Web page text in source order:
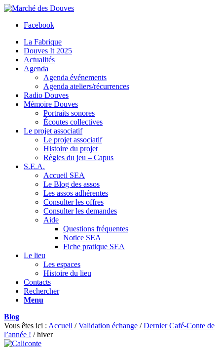
Facebook
La Fabrique
Douves It 2025
Actualités
Agenda
Agenda événements
Agenda ateliers/récurrences
Radio Douves
Mémoire Douves
Portraits sonores
Écoutes collectives
Le projet associatif
Le projet associatif
Histoire du projet
Règles du jeu – Capus
S.E.A.
Accueil SEA
Le Blog des assos
Les assos adhérentes
Consulter les offres
Consulter les demandes
Aide
Questions fréquentes
Notice SEA
Fiche pratique SEA
Le lieu
Les espaces
Histoire du lieu
Contacts
Rechercher
Menu
Blog
Vous êtes ici : Accueil / Validation échange / Dernier Café-Conte de
l’année ! / hiver